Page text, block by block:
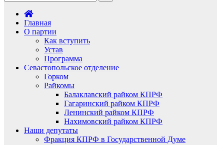
Главная
О партии
Как вступить
Устав
Программа
Севастопольское отделение
Горком
Райкомы
Балаклавский райком КПРФ
Гагаринский райком КПРФ
Ленинский райком КПРФ
Нахимовский райком КПРФ
Наши депутаты
Фракция КПРФ в Государственной Думе